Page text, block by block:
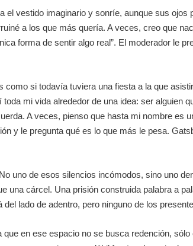
vestido imaginario y sonríe, aunque sus ojos
a los que más quería. A veces, creo que
forma de sentir algo real”. El moderador le
si todavía tuviera una fiesta a la que
mi vida alrededor de una idea: ser alguien
A veces, pienso que hasta mi nombre es
y le pregunta qué es lo que más le pesa.
uno de esos silencios incómodos, sino uno
una cárcel. Una prisión construida palabra a
lado de adentro, pero ninguno de los
en ese espacio no se busca redención,